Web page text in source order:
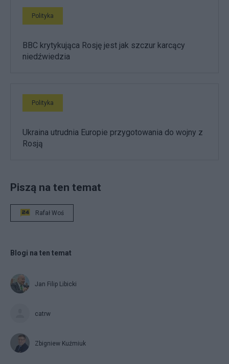
Polityka
BBC krytykująca Rosję jest jak szczur karcący
niedźwiedzia
Polityka
Ukraina utrudnia Europie przygotowania do wojny z
Rosją
Piszą na ten temat
Rafał Woś
Blogi na ten temat
Jan Filip Libicki
catrw
Zbigniew Kuźmiuk